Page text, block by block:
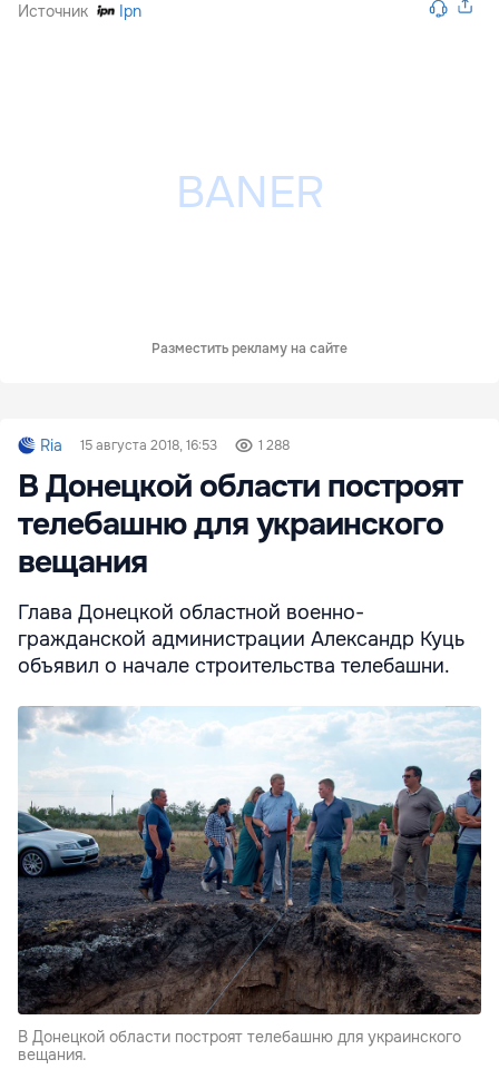
Источник Ipn
Разместить рекламу на сайте
Ria 15 августа 2018, 16:53 1 288
В Донецкой области построят
телебашню для украинского
вещания
Глава Донецкой областной военно-
гражданской администрации Александр Куць
объявил о начале строительства телебашни.
В Донецкой области построят телебашню для украинского
вещания.